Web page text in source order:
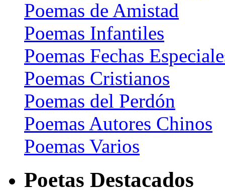
Poemas de Amistad
Poemas Infantiles
Poemas Fechas
Poemas Cristianos
Poemas del Perdón
Poemas Autores Chinos
Poemas Varios
Poetas Destacados